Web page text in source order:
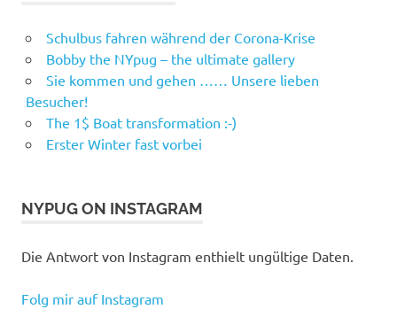
Schulbus fahren während der Corona-Krise
Bobby the NYpug – the ultimate gallery
Sie kommen und gehen …… Unsere lieben
Besucher!
The 1$ Boat transformation :-)
Erster Winter fast vorbei
NYPUG ON INSTAGRAM
Die Antwort von Instagram enthielt ungültige Daten.
Folg mir auf Instagram